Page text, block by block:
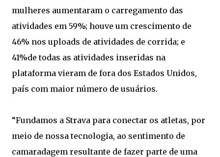
mulheres aumentaram o carregamento das
atividades em 59%; houve um crescimento de
46% nos uploads de atividades de corrida; e
41%de todas as atividades inseridas na
plataforma vieram de fora dos Estados Unidos,
país com maior número de usuários.
“Fundamos a Strava para conectar os atletas, por
meio de nossa tecnologia, ao sentimento de
camaradagem resultante de fazer parte de uma